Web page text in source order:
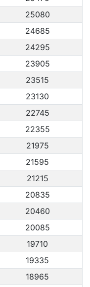
25080
24685
24295
23905
23515
23130
22745
22355
21975
21595
21215
20835
20460
20085
19710
19335
18965